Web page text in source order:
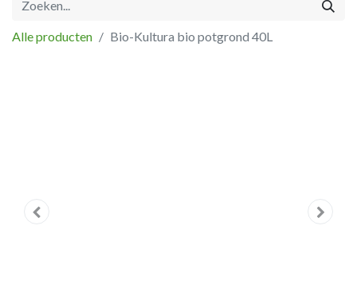
Alle producten Bio-Kultura bio potgrond 40L